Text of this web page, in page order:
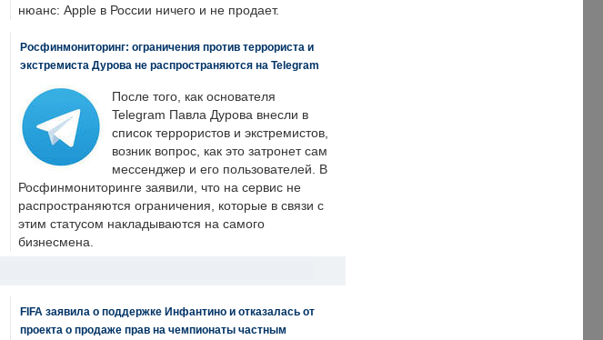
нюанс: Apple в России ничего и не продает.
Росфинмониторинг: ограничения против террориста и
экстремиста Дурова не распространяются на Telegram
После того, как основателя
Telegram Павла Дурова внесли в
список террористов и экстремистов,
возник вопрос, как это затронет сам
мессенджер и его пользователей. В
Росфинмониторинге заявили, что на сервис не
распространяются ограничения, которые в связи с
этим статусом накладываются на самого
бизнесмена.
FIFA заявила о поддержке Инфантино и отказалась от
проекта о продаже прав на чемпионаты частным